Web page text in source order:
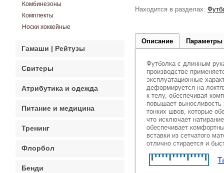
Находится в разделах:
Описание Параметры
Футболка с длинным
производстве
эксплуатационные
деформируется на
к телу, обеспечивая
повышает
тонких швов, которые
что исключает
обеспечивает
вставки из сетчатого
отлично стирается и
Комбинезоны
Комплекты
Носки хоккейные
Гамаши | Рейтузы
Свитеры
Атрибутика и одежда
Питание и медицина
Тренинг
Флорбол
Бенди